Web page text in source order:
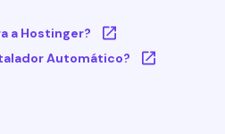
a Hostinger?
Automático?